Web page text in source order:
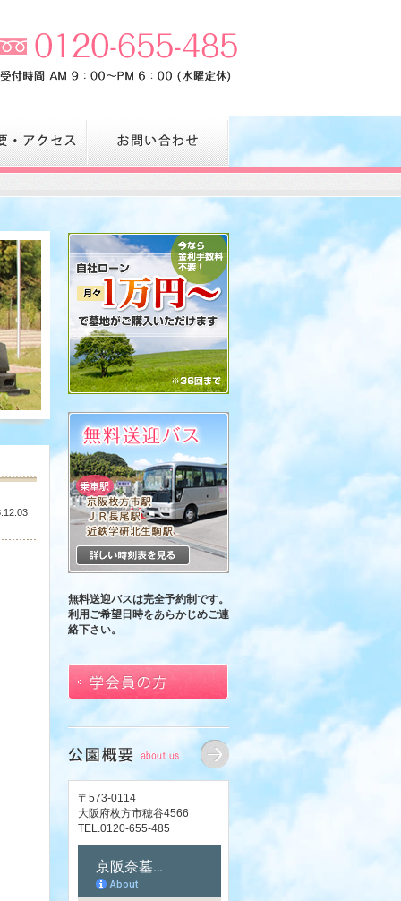
無料送迎バスは完全予約制です。
利用ご希望日時をあらかじめご連
絡下さい。
〒573-0114
大阪府枚方市穂谷4566
TEL.0120-655-485